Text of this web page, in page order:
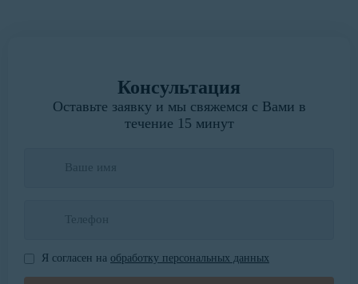
Консультация
Оставьте заявку и мы свяжемся с Вами в
течение 15 минут
Я согласен на обработку персональных данных